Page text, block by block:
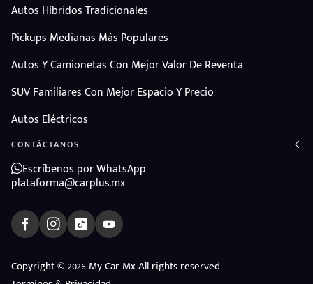
Autos Híbridos Tradicionales
Pickups Medianas Más Populares
Autos Y Camionetas Con Mejor Valor De Reventa
SUV Familiares Con Mejor Espacio Y Precio
Autos Eléctricos
CONTÁCTANOS
Escríbenos por WhatsApp
plataforma@carplus.mx
Copyright © 2026 My Car Mx All rights reserved.